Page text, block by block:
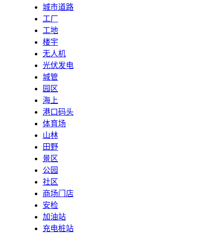
城市道路
工厂
工地
楼宇
无人机
光伏发电
城管
园区
海上
港口码头
体育场
山林
田野
景区
公园
社区
商场门店
安检
加油站
充电桩站